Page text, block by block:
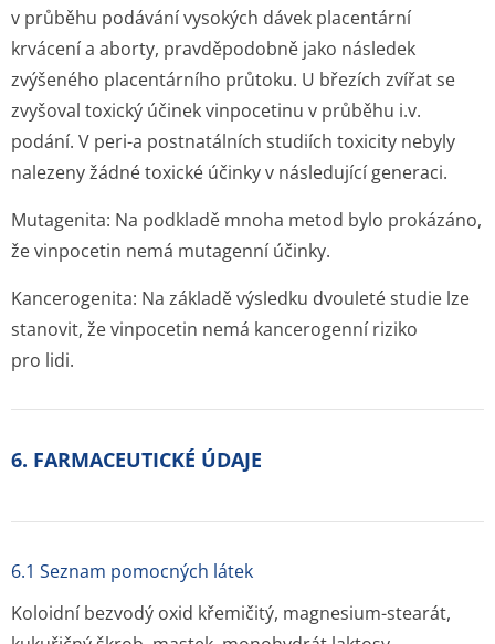
v průběhu podávání vysokých dávek placentární
krvácení a aborty, pravděpodobně jako následek
zvýšeného placentárního průtoku. U březích zvířat se
zvyšoval toxický účinek vinpocetinu v průběhu i.v.
podání. V peri-a postnatálních studiích toxicity nebyly
nalezeny žádné toxické účinky v následující generaci.
Mutagenita: Na podkladě mnoha metod bylo prokázáno,
že vinpocetin nemá mutagenní účinky.
Kancerogenita: Na základě výsledku dvouleté studie lze
stanovit, že vinpocetin nemá kancerogenní riziko
pro lidi.
6. FARMACEUTICKÉ ÚDAJE
6.1 Seznam pomocných látek
Koloidní bezvodý oxid křemičitý, magnesium-stearát,